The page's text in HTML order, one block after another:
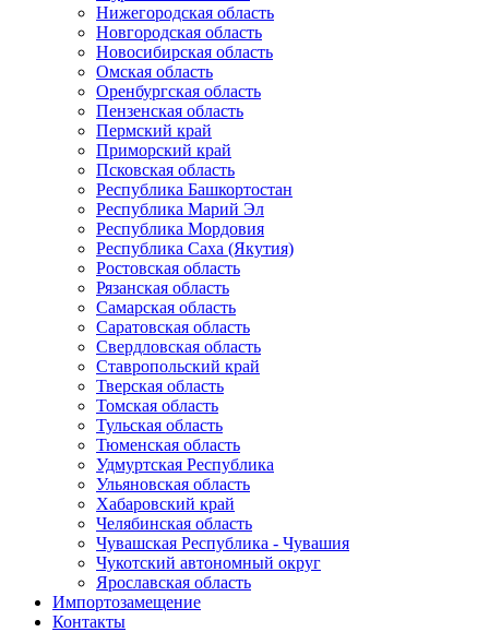
Нижегородская область
Новгородская область
Новосибирская область
Омская область
Оренбургская область
Пензенская область
Пермский край
Приморский край
Псковская область
Республика Башкортостан
Республика Марий Эл
Республика Мордовия
Республика Саха (Якутия)
Ростовская область
Рязанская область
Самарская область
Саратовская область
Свердловская область
Ставропольский край
Тверская область
Томская область
Тульская область
Тюменская область
Удмуртская Республика
Ульяновская область
Хабаровский край
Челябинская область
Чувашская Республика - Чувашия
Чукотский автономный округ
Ярославская область
Импортозамещение
Контакты